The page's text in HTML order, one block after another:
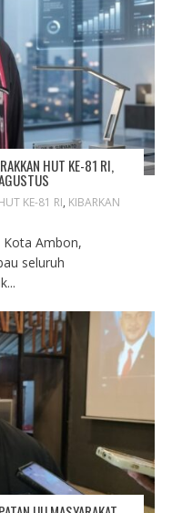
HUT KE-81 RI,
KE-81 RI, KIBARKAN
Ambon,
seluruh